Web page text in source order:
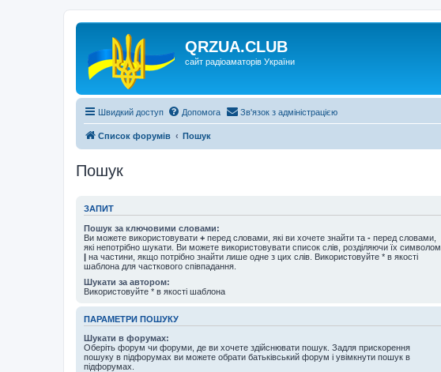
QRZUA.CLUB
сайт радіоаматорів України
Швидкий доступ Допомога Зв'язок з адміністрацією
Список форумів Пошук
Пошук
ЗАПИТ
Пошук за ключовими словами:
Ви можете використовувати + перед словами, які ви хочете знайти та - перед словами,
які непотрібно шукати. Ви можете використовувати список слів, розділяючи їх символом
| на частини, якщо потрібно знайти лише одне з цих слів. Використовуйте * в якості
шаблона для часткового співпадання.
Шукати за автором:
Використовуйте * в якості шаблона
ПАРАМЕТРИ ПОШУКУ
Шукати в форумах:
Оберіть форум чи форуми, де ви хочете здійснювати пошук. Задля прискорення
пошуку в підфорумах ви можете обрати батьківський форум і увімкнути пошук в
підфорумах.